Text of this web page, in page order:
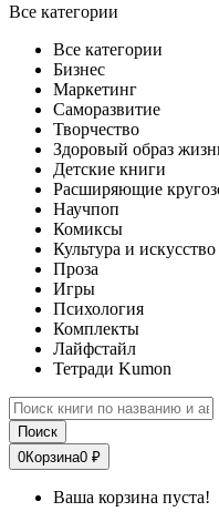
Все категории
Все категории
Бизнес
Маркетинг
Саморазвитие
Творчество
Здоровый образ
Детские книги
Расширяющие
Научпоп
Комиксы
Культура и искусство
Проза
Игры
Психология
Комплекты
Лайфстайл
Тетради Kumon
Поиск
0Корзина0 ₽
Ваша корзина пуста!